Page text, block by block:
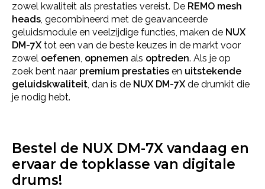
zowel kwaliteit als prestaties vereist. De REMO mesh
heads, gecombineerd met de geavanceerde
geluidsmodule en veelzijdige functies, maken de NUX
DM-7X tot een van de beste keuzes in de markt voor
zowel oefenen, opnemen als optreden. Als je op
zoek bent naar premium prestaties en uitstekende
geluidskwaliteit, dan is de NUX DM-7X de drumkit die
je nodig hebt.
Bestel de NUX DM-7X vandaag en
ervaar de topklasse van digitale
drums!